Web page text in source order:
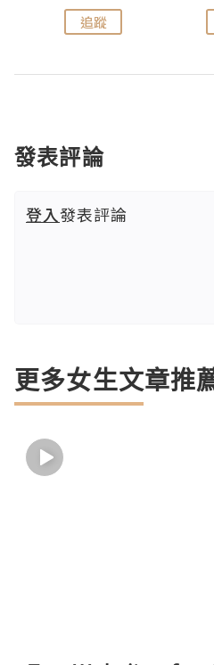
追蹤
發表評論
登入發表評論
更多女生文章推